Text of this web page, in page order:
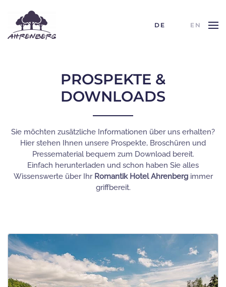
Skip to main content DE EN
PROSPEKTE &
DOWNLOADS
Sie möchten zusätzliche Informationen über uns erhalten?
Hier stehen Ihnen unsere Prospekte, Broschüren und
Pressematerial bequem zum Download bereit.
Einfach herunterladen und schon haben Sie alles
Wissenswerte über Ihr Romantik Hotel Ahrenbergimmer
griffbereit.